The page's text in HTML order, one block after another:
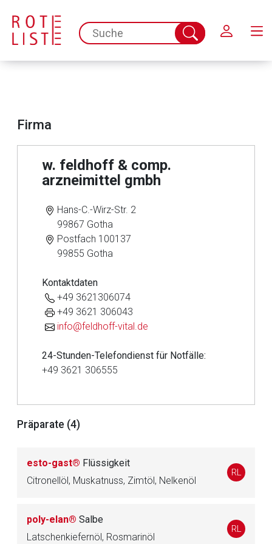
spc.search.input.placeholder
Suche
abschicken
Firma
w. feldhoff & comp.
arzneimittel gmbh
Hans-C.-Wirz-Str. 2
99867 Gotha
Postfach 100137
99855 Gotha
Kontaktdaten
+49 3621306074
+49 3621 306043
info@feldhoff-vital.de
24-Stunden-Telefondienst für Notfälle:
+49 3621 306555
Präparate (4)
esto-gast® Flüssigkeit
Citronellöl, Muskatnuss, Zimtöl, Nelkenöl
RL
poly-elan® Salbe
Latschenkiefernöl, Rosmarinöl
RL
Der von Ihnen aufgerufene Link öffnet eine externe Web-
Seite. Für die Inhalte der externen Web-Seite ist deren
Datenschutzbestimmungen.